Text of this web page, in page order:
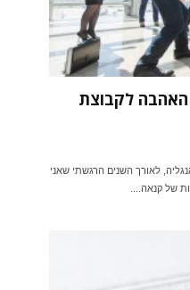
האהבה לקבוצת
לאורך השנים הרגשתי שאני
של קנאה....